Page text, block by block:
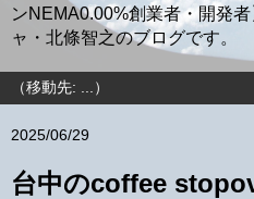
ンNEMA0.00%創業者・開発
ャ・北條智之のブログです。
2025/06/29
台中のcoffee